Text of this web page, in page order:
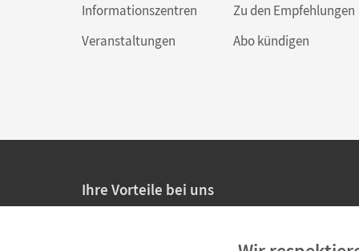
Informationszentren
Veranstaltungen
Zu den Empfehlungen
Abo kündigen
Ihre Vorteile bei uns